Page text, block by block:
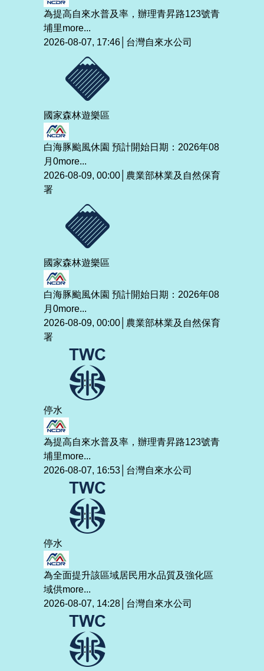
為提高自來水普及率，辦理青昇路123號青
埔里more...
2026-08-07, 17:46│台灣自來水公司
國家森林遊樂區
白海豚颱風休園 預計開始日期：2026年08
月0more...
2026-08-09, 00:00│農業部林業及自然保育
署
國家森林遊樂區
白海豚颱風休園 預計開始日期：2026年08
月0more...
2026-08-09, 00:00│農業部林業及自然保育
署
停水
為提高自來水普及率，辦理青昇路123號青
埔里more...
2026-08-07, 16:53│台灣自來水公司
停水
為全面提升該區域居民用水品質及強化區
域供more...
2026-08-07, 14:28│台灣自來水公司